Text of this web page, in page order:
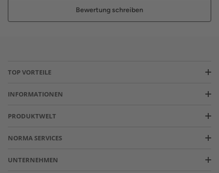
Bewertung schreiben
TOP VORTEILE
INFORMATIONEN
PRODUKTWELT
NORMA SERVICES
UNTERNEHMEN